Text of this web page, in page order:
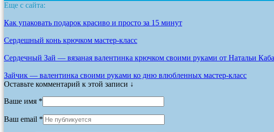
Еще с сайта:
Как упаковать подарок красиво и просто за 15 минут
Сердешный конь крючком мастер-класс
Сердечный Зай — вязаная валентинка крючком своими руками от Натальи
Зайчик — валентинка своими руками ко дню влюбленных мастер-класс
Оставьте комментарий к этой записи ↓
Ваше имя *
Ваш email *